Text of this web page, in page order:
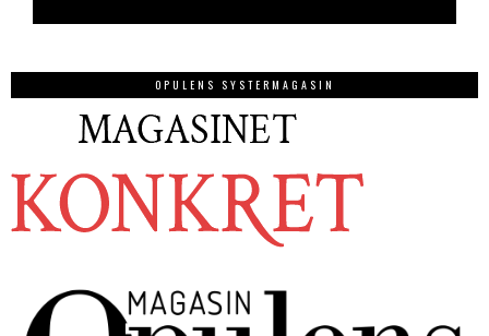
OPULENS SYSTERMAGASIN